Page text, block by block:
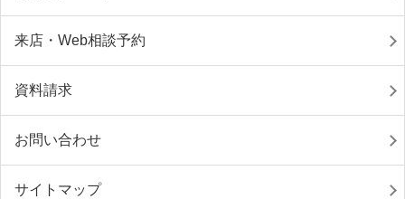
来店・Web相談予約
資料請求
お問い合わせ
サイトマップ